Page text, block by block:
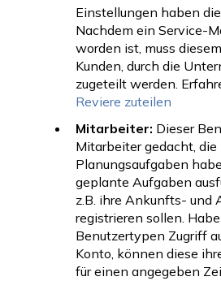
Einstellungen haben
Nachdem ein Service-
worden ist, muss
Kunden, durch die
zugeteilt werden.
Reviere zuteilen
Mitarbeiter: Dieser
Mitarbeiter gedacht, die
Planungsaufgaben
geplante Aufgaben
z.B. ihre Ankunfts- und
registrieren sollen.
Benutzertypen Zugriff
Konto, können diese
für einen angegeben